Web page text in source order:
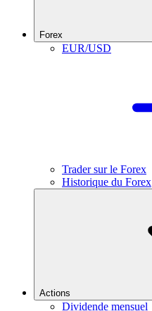
Forex
EUR/USD
Trader sur le Forex
Historique du Forex
Actions
Dividende mensuel